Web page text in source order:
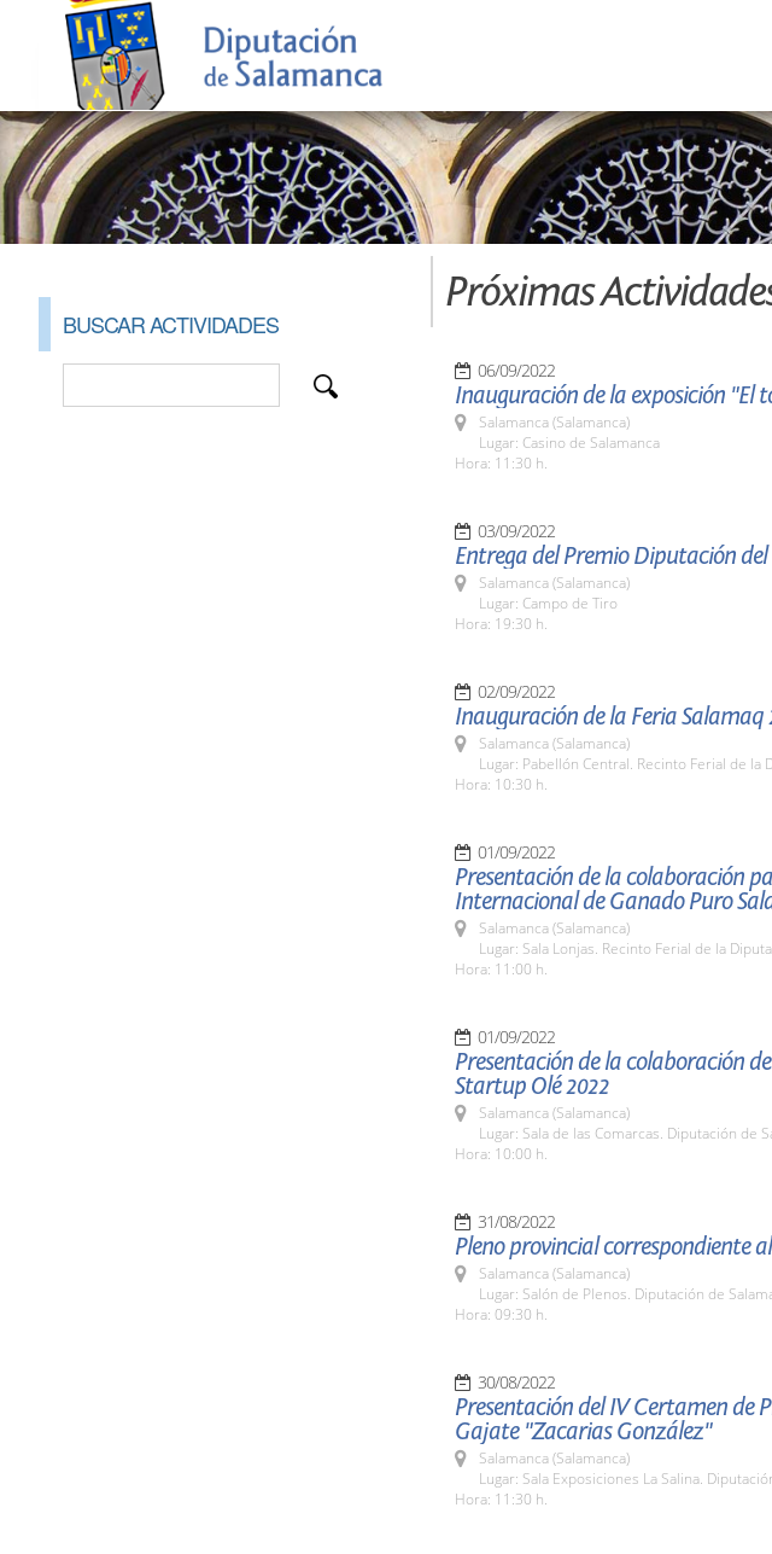
BUSCAR ACTIVIDADES
Próximas
06/09/2022
Inauguración de la exposición "El
Salamanca (Salamanca)
Lugar: Casino de Salamanca
Hora: 11:30 h.
03/09/2022
Entrega del Premio Diputación
Salamanca (Salamanca)
Lugar: Campo de Tiro
Hora: 19:30 h.
02/09/2022
Inauguración de la Feria Salamaq
Salamanca (Salamanca)
Lugar: Pabellón Central. Recinto Ferial de la
Hora: 10:30 h.
01/09/2022
Presentación de la colaboración
Internacional de Ganado Puro
Salamanca (Salamanca)
Lugar: Sala Lonjas. Recinto Ferial de la
Hora: 11:00 h.
01/09/2022
Presentación de la colaboración
Startup Olé 2022
Salamanca (Salamanca)
Lugar: Sala de las Comarcas. Diputación de
Hora: 10:00 h.
31/08/2022
Pleno provincial correspondiente
Salamanca (Salamanca)
Lugar: Salón de Plenos. Diputación de
Hora: 09:30 h.
30/08/2022
Presentación del IV Certamen de
Gajate "Zacarias González"
Salamanca (Salamanca)
Lugar: Sala Exposiciones La Salina.
Hora: 11:30 h.